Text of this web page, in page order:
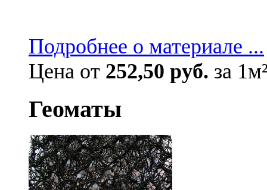
Подробнее о материале ...
Цена от 252,50 руб. за
Геоматы